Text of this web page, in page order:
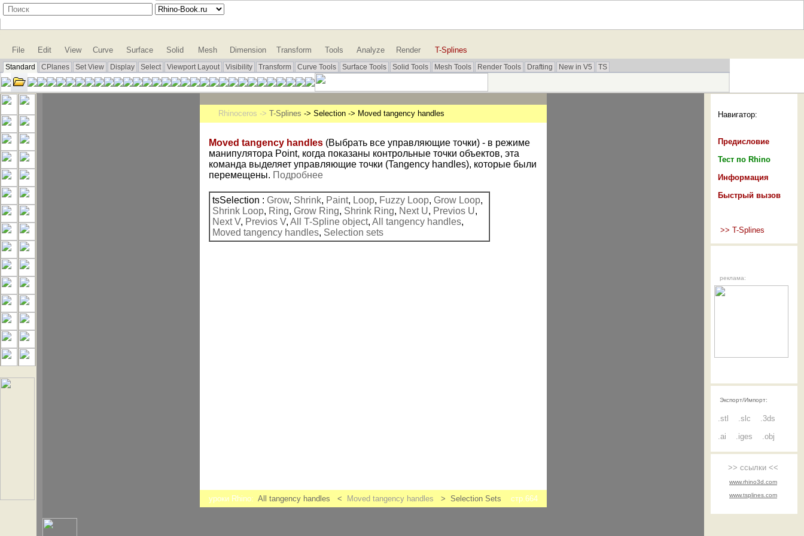
Standard CPlanes Set View Display Select Viewport Layout Visibility Transform Curve Tools Surface Tools Solid Tools Mesh Tools Render Tools Drafting New in V5 TS
File Edit View Curve Surface Solid Mesh Dimension Transform Tools Analyze Render T-Splines
Rhinoceros -> T-Splines -> Selection -> Moved tangency handles
Moved tangency handles (Выбрать все управляющие точки) - в режиме
манипулятора Point, когда показаны контрольные точки объектов, эта
команда выделяет управляющие точки (Tangency handles), которые были
перемещены. Подробнее
tsSelection : Grow, Shrink, Paint, Loop, Fuzzy Loop, Grow Loop,
Shrink Loop, Ring, Grow Ring, Shrink Ring, Next U, Previos U,
Next V, Previos V, All T-Spline object, All tangency handles,
Moved tangency handles, Selection sets
уроки Rhino: All tangency handles < Moved tangency handles > Selection Sets стр.664
Навигатор:
Предисловие
Тест по Rhino
Информация
Быстрый вызов
>> T-Splines
реклама:
Экспорт/Импорт:
.stl .slc
.3ds
.ai
.iges .obj
>> ссылки <<
www.rhino3d.com
www.tsplines.com